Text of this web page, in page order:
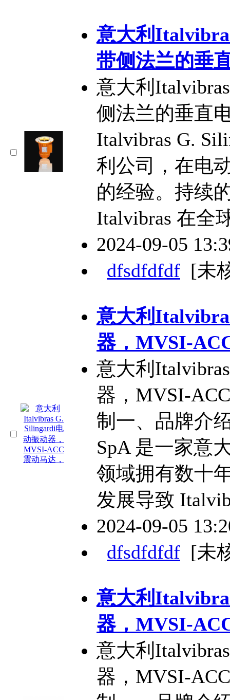
意大利
带侧法兰的垂
意大利
侧法兰的垂直
Italvibras G.
利公司，在电
的经验。持续
Italvibras 在全
2024-09-05
dfsdfdfdf [未
意大利
器，MVSI-
意大利
器，MVSI-
制一、品牌介
SpA 是一家意
领域拥有数十
发展导致
2024-09-05
dfsdfdfdf [未
意大利
器，MVSI-
意大利
器，MVSI-